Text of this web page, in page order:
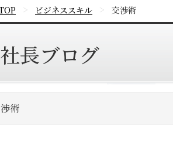
> ビジネススキル > 交渉術
社長ブログ
術